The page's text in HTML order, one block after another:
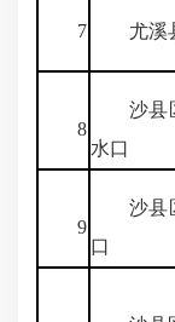
7 尤溪县
8
沙县区
水口
9
沙县区
口